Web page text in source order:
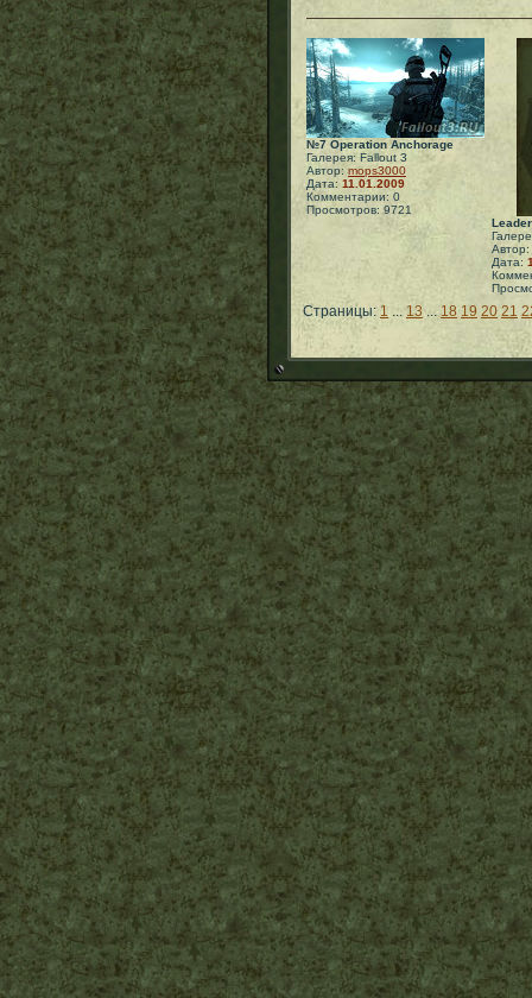
№7 Operation Anchorage
Галерея: Fallout 3
Автор: mops3000
Дата: 11.01.2009
Комментарии: 0
Просмотров: 9721
Автор:
Дата:
Страницы: 1 ... 13... 18 19 20 21